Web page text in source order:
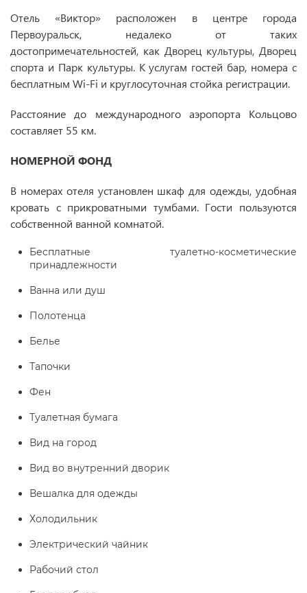
Отель «Виктор» расположен в центре города
Первоуральск, недалеко от таких
достопримечательностей, как Дворец культуры, Дворец
спорта и Парк культуры. К услугам гостей бар, номера с
бесплатным Wi-Fi и круглосуточная стойка регистрации.
Расстояние до международного аэропорта Кольцово
составляет 55 км.
НОМЕРНОЙ ФОНД
В номерах отеля установлен шкаф для одежды, удобная
кровать с прикроватными тумбами. Гости пользуются
собственной ванной комнатой.
Бесплатные туалетно-косметические
принадлежности
Ванна или душ
Полотенца
Белье
Тапочки
Фен
Туалетная бумага
Вид на город
Вид во внутренний дворик
Вешалка для одежды
Холодильник
Электрический чайник
Рабочий стол